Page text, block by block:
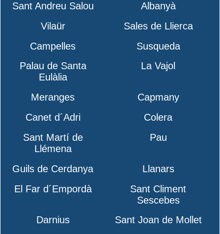
Sant Andreu Salou
Albanyà
Vilaür
Sales de Llierca
Campelles
Susqueda
Palau de Santa
Eulàlia
La Vajol
Meranges
Capmany
Canet d´Adri
Colera
Sant Martí de
Llémena
Pau
Guils de Cerdanya
Llanars
El Far d´Empordà
Sant Climent
Sescebes
Darnius
Sant Joan de Mollet